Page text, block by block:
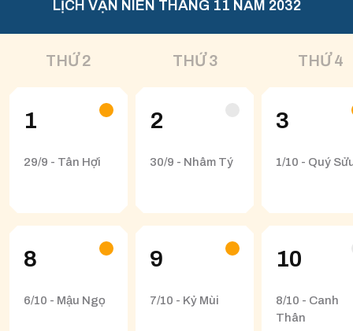
LỊCH VẠN NIÊN THÁNG 11 NĂM 2032
THỨ 2 THỨ 3 THỨ 4
1
29/9 - Tân Hợi
2
30/9 - Nhâm Tý
3
1/10 - Quý
8
6/10 - Mậu Ngọ
9
7/10 - Kỷ Mùi
10
8/10 - Canh
Thân